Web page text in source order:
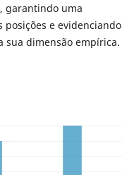
garantindo uma
e evidenciando
sua dimensão empírica.